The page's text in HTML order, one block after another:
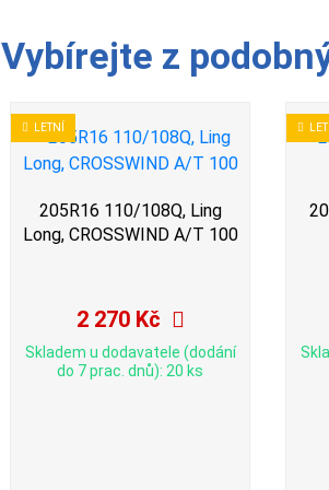
Vybírejte z
LETNÍ
205R16 110/108Q, Ling
Long, CROSSWIND A/T 100
2 270 Kč
Skladem u dodavatele (dodání
do 7 prac. dnů): 20 ks